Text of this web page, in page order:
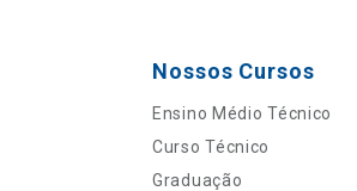
Nossos Cursos
Ensino Médio Técnico
Curso Técnico
Graduação